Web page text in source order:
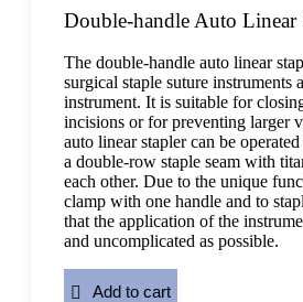
Double-handle Auto Linear
The double-handle auto linear
surgical staple suture instruments
instrument. It is suitable for
incisions or for preventing larger
auto linear stapler can be operated
a double-row staple seam with
each other. Due to the unique
clamp with one handle and to
that the application of the
and uncomplicated as possible.
Add to cart